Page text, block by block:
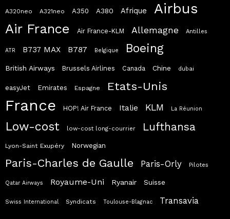
A320neo A321neo A350 A380 Afrique Airbus
Air France Air France-KLM Allemagne Antilles
ATR B737 MAX B787 Belgique Boeing
British Airways Brussels Airlines Canada Chine dubai
easyJet Emirates Espagne Etats-Unis
France HOP! Air France Italie KLM La Réunion
Low-cost low-cost long-courrier Lufthansa
Lyon-Saint Exupéry Norwegian
Paris-Charles de Gaulle Paris-Orly Pilotes
Qatar Airways Royaume-Uni Ryanair Suisse
Swiss International Syndicats Toulouse-Blagnac Transavia